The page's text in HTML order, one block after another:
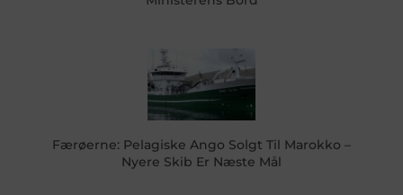
Færøerne: Pelagiske Ango Solgt Til Marokko –
Nyere Skib Er Næste Mål